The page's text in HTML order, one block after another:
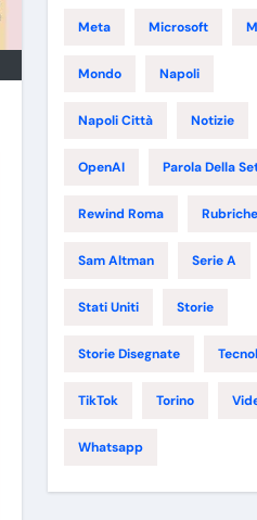
Meta Microsoft
Mondo Napoli
Napoli Città Notizie
OpenAI Parola Della
Rewind Roma Rubriche
Sam Altman Serie A
Stati Uniti Storie
Storie Disegnate
TikTok Torino
Whatsapp